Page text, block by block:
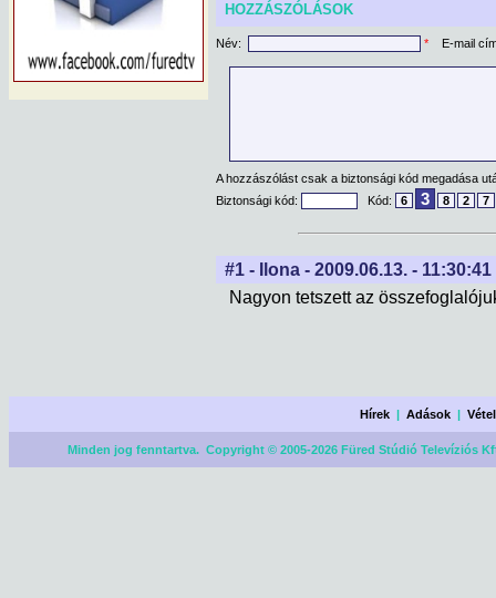
HOZZÁSZÓLÁSOK
Név: * E-mail
A hozzászólást csak a biztonsági kód megadása
Biztonsági kód:
Kód: 6 3 8 2 7
#1 - Ilona - 2009.06.13. - 11:30:41
Nagyon tetszett az
Hírek |Adások |
Minden jog fenntartva. Copyright © 2005-2026 Füred Stúdió Televíziós